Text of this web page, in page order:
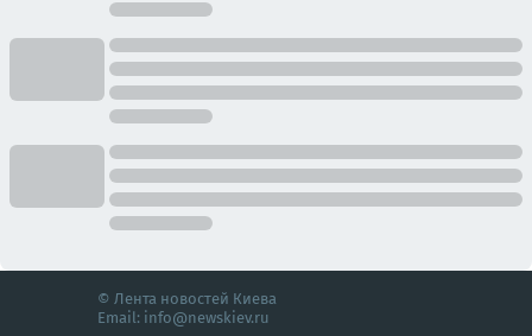
© Лента новостей Киева
Email: info@newskiev.ru